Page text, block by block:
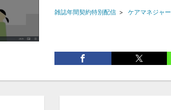
雑誌年間契約特別配信 > ケアマネジャー